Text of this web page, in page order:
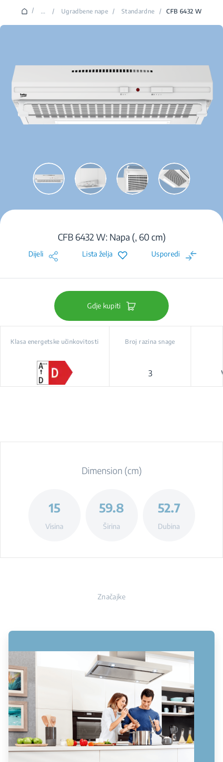
/ ... / Ugradbene nape / Standardne / CFB 6432 W
CFB 6432 W: Napa (, 60 cm)
Dijeli Lista želja Usporedi
Gdje kupiti
Klasa energetske učinkovitosti Broj razina snage
3
Dimension (cm)
15
Visina
59.8
Širina
52.7
Dubina
Značajke